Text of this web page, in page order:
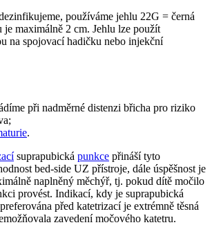
používáme jehlu 22G = černá
maximálně 2 cm. Jehlu lze použít
na spojovací hadičku nebo injekční
při nadměrné distenzi břicha pro riziko
.
suprapubická punkce přináší tyto
bed-side UZ přístroje, dále úspěšnost je
naplněný měchýř, tj. pokud dítě močilo
provést. Indikací, kdy je suprapubická
před katetrizací je extrémně těsná
zavedení močového katetru.